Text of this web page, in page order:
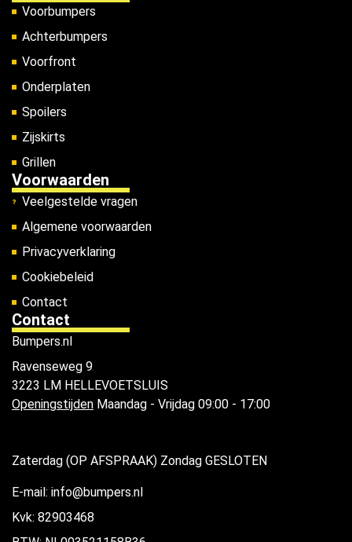
Voorbumpers
Achterbumpers
Voorfront
Onderplaten
Spoilers
Zijskirts
Grillen
Voorwaarden
Veelgestelde vragen
Algemene voorwaarden
Privacyverklaring
Cookiebeleid
Contact
Contact
Bumpers.nl
Ravenseweg 9
3223 LM HELLEVOETSLUIS
Openingstijden Maandag - Vrijdag 09:00 - 17:00
Zaterdag (OP AFSPRAAK) Zondag GESLOTEN
E-mail: info@bumpers.nl
Kvk: 82903468